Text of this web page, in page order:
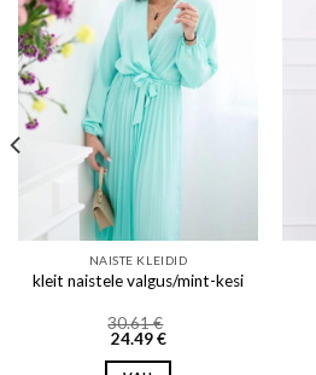
Add to wishlist
NAISTE KLEIDID
kleit naistele valgus/mint-kesi
30.61€
24.49€